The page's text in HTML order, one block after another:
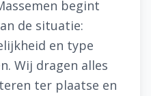
begint
de situatie:
en type
Wij dragen alles
ter plaatse en